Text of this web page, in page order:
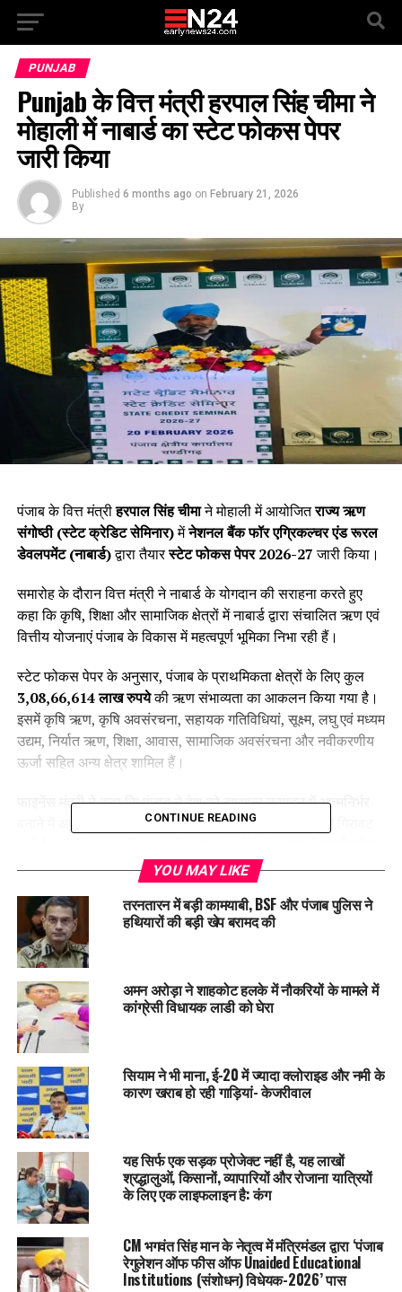
PUNJAB
Punjab के वित्त मंत्री हरपाल सिंह चीमा ने
मोहाली में नाबार्ड का स्टेट फोकस पेपर
जारी किया
Published 6 months ago on February 21, 2026
By
पंजाब के वित्त मंत्रीहरपाल सिंह चीमाने मोहाली में आयोजितराज्य ऋण
संगोष्ठी (स्टेट क्रेडिट सेमिनार)मेंनेशनल बैंक फॉर एग्रिकल्चर एंड रूरल
डेवलपमेंट (नाबार्ड)द्वारा तैयारस्टेट फोकस पेपर 2026-27जारी किया।
समारोह के दौरान वित्त मंत्री ने नाबार्ड के योगदान की सराहना करते हुए
कहा कि कृषि, शिक्षा और सामाजिक क्षेत्रों में नाबार्ड द्वारा संचालित ऋण एवं
वित्तीय योजनाएं पंजाब के विकास में महत्वपूर्ण भूमिका निभा रही हैं।
स्टेट फोकस पेपर के अनुसार, पंजाब के प्राथमिकता क्षेत्रों के लिए कुल
3,08,66,614 लाख रुपयेकी ऋण संभाव्यता का आकलन किया गया है।
इसमें कृषि ऋण, कृषि अवसंरचना, सहायक गतिविधियां, सूक्ष्म, लघु एवं मध्यम
उद्यम, निर्यात ऋण, शिक्षा, आवास, सामाजिक अवसंरचना और नवीकरणीय
ऊर्जा सहित अन्य क्षेत्र शामिल हैं।
फाइनेंस मंत्री ने कहा कि पंजाब ने देश को खाद्यान्न उत्पादन में आत्मनिर्भर
बनाने में अहम भूमिका निभाई है, लेकिन इसके कारण भूजल स्तर में गिरावट
घोषित किया जा चुका है। मुख्यमंत्रीभगवंत सिंह मानके नेतृत्व में सरकार
नहरी सिंचाई और छोटे खाल के निर्माण के जरिए भूजल संरक्षण को
प्रोत्साहित कर रही है। उन्होंने नाबार्ड से फसल विविधीकरण में सहयोग की
अपील भी की।
इस अवसर पर व्यापारिक माहौल को सुरक्षित बनाने पर भी जोर दिया गया।
वित्त मंत्री ने कहा कि पंजाब सरकार अपराध-मुक्त और निवेश अनुकूल
वातावरण सुनिश्चित करने के लिए प्रतिबद्ध है।
समारोह में नाबार्ड और अन्य वित्तीय संस्थाओं के वरिष्ठ अधिकारी उपस्थित
थे, जिनमेंबी. रमेश बाबू (मुख्य महाप्रबंधक, नाबार्ड),रितु अग्रवाल
(आईएएस, सचिव सहकारिता),मनोहर लाल (महाप्रबंधक, नाबार्ड)
सेतिया (महाप्रबंधक, आरबीआई चंडीगढ़)
ग्रामीण बैंक)और
हरियाणा)शामिल थे।
साथ ही, प्रगतिशील
एफपीओ, स्वयं सहायता समूहऔर
उत्पादकोंको सम्मानित भी किया गया।
RELATED TOPICS: LATEST NEWS PUNJAB
PUNJABNEWS
TRENDING
CONTINUE READING
YOU MAY LIKE
तरनतारन में बड़ी कामयाबी, BSF और पंजाब पुलिस ने
हथियारों की बड़ी खेप बरामद की
अमन अरोड़ा ने शाहकोट हलके में नौकरियों के मामले में
कांग्रेसी विधायक लाडी को घेरा
सियाम ने भी माना, ई-20 में ज्यादा क्लोराइड और नमी के
कारण खराब हो रही गाड़ियां- केजरीवाल
यह सिर्फ एक सड़क प्रोजेक्ट नहीं है, यह लाखों
श्रद्धालुओं, किसानों, व्यापारियों और रोजाना यात्रियों
के लिए एक लाइफलाइन है: कंग
CM भगवंत सिंह मान के नेतृत्व में मंत्रिमंडल द्वारा ‘पंजाब
रेगुलेशन ऑफ फीस ऑफ Unaided Educational
Institutions (संशोधन) विधेयक-2026’ पास